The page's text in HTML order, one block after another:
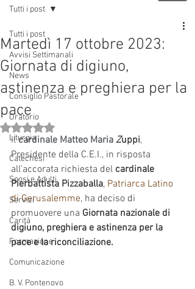
Tutti i post
Avvisi Settimanali
News
Consiglio Pastorale
Oratorio
Liturgia
Catechesi
Sposi e Adulti
Servizi
Carità
Formazione
Comunicazione
B. V. Pontenovo
Tutti i post
Martedì 17 ottobre 2023:
Giornata di digiuno,
astinenza e preghiera per la
pace
Valutazione NaN stelle su 5.
Il cardinale Matteo Maria Zuppi,
Presidente della C.E.I., in risposta
all'accorata richiesta del cardinale
Pierbattista Pizzaballa, Patriarca Latino
di Gerusalemme, ha deciso di
promuovere una Giornata nazionale di
digiuno, preghiera e astinenza per la
pace e la riconciliazione.